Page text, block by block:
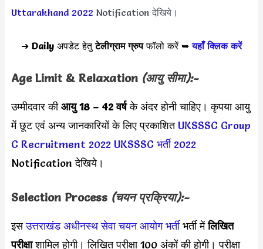
Uttarakhand 2022 Notification देखिये।
➜ Daily अपडेट हेतुटेलीग्राम ग्रुपफॉलो करें ➥यहाँ क्लिक करें
Age Limit & Relaxation (आयु सीमा):-
उम्मीदवार कीआयु 18 – 42 वर्षके अंदर होनी चाहिए। कृपया आयु
में छूट एवं अन्य जानकारियों के लिए प्रकाशितUKSSSC Group
C Recruitment 2022 UKSSSC भर्ती 2022
Notification देखिये।
Selection Process (चयन प्रक्रिया):-
इसउत्तराखंड अधीनस्थ सेवा चयन आयोग भर्तीभर्ती मेंलिखित
परीक्षाशामिल होगी। लिखित परीक्षा 100 अंकों की होगी। परीक्षा